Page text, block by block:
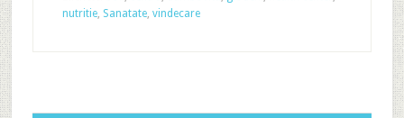
nutritie, Sanatate, vindecare